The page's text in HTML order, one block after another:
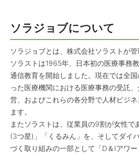
ソラジョブについて
ソラジョブとは、株式会社ソラストが管
ソラストは1965年、日本初の医療事務
通信教育を開始しました。現在では全
った医療機関における医療事務の受託
営、およびこれらの各分野で人材ビジ
ます。
またソラストは、従業員の9割が女性で
(3つ星)」「くるみん」を、そしてダイ
づく取り組みの一部として「D＆Iアワ